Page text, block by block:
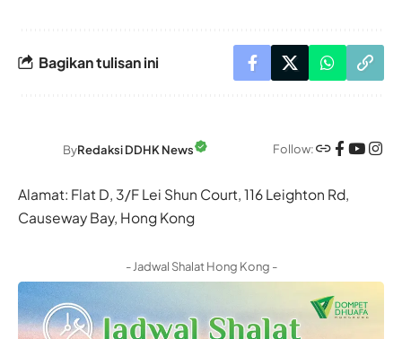
Bagikan tulisan ini
ByRedaksi DDHK News Follow:
Alamat: Flat D, 3/F Lei Shun Court, 116 Leighton Rd,
Causeway Bay, Hong Kong
- Jadwal Shalat Hong Kong -